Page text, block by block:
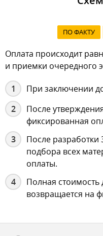
ПО ФАКТУ
Оплата происходит
и приемки очередного
При заключении
После
фиксированная
После разработки
подбора всех
оплаты.
Полная стоимость
возвращается на